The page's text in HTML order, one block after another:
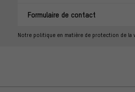
Formulaire de contact
Notre politique en matière de protection de la